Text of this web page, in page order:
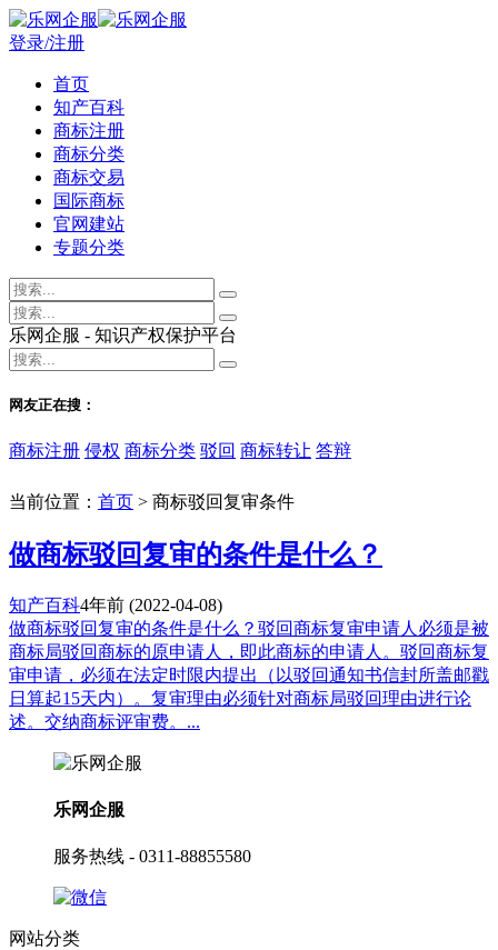
登录/注册
首页
知产百科
商标注册
商标分类
商标交易
国际商标
官网建站
专题分类
乐网企服 - 知识产权保护平台
网友正在搜：
商标注册 侵权 商标分类 驳回 商标转让 答辩
当前位置： 首页 > 商标驳回复审条件
做商标驳回复审的条件是什么？
知产百科4年前 (2022-04-08)
做商标驳回复审的条件是什么？驳回商标复审申请人必须是被
商标局驳回商标的原申请人，即此商标的申请人。驳回商标复
审申请，必须在法定时限内提出（以驳回通知书信封所盖邮戳
日算起15天内）。复审理由必须针对商标局驳回理由进行论
述。交纳商标评审费。...
乐网企服
服务热线 - 0311-88855580
网站分类